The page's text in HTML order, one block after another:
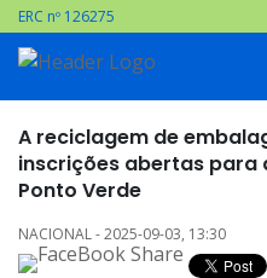
ERC nº 126275
A reciclagem de
inscrições abertas para
Ponto Verde
NACIONAL - 2025-09-03, 13:30